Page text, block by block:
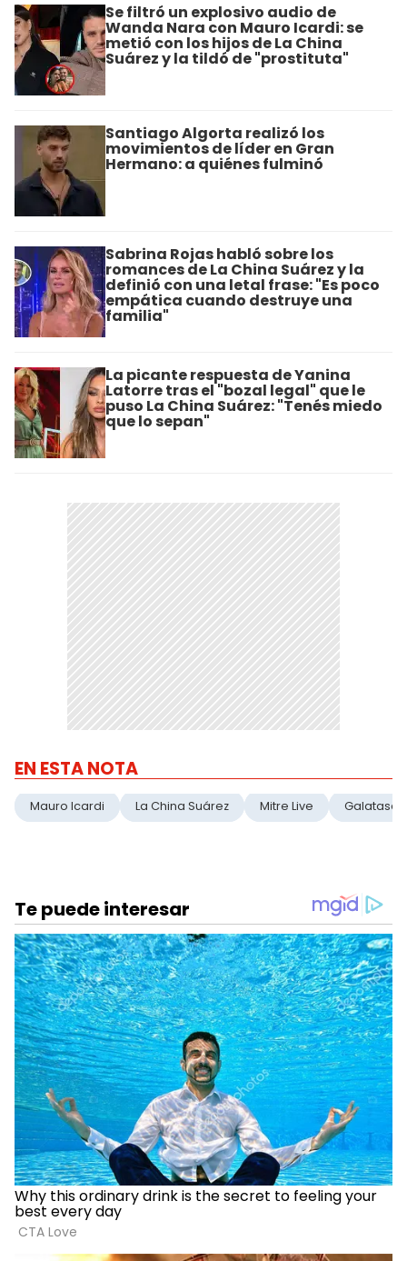
Se filtró un explosivo audio de
Wanda Nara con Mauro Icardi: se
metió con los hijos de La China
Suárez y la tildó de "prostituta"
Santiago Algorta realizó los
movimientos de líder en Gran
Hermano: a quiénes fulminó
Sabrina Rojas habló sobre los
romances de La China Suárez y la
definió con una letal frase: "Es poco
empática cuando destruye una
familia"
La picante respuesta de Yanina
Latorre tras el "bozal legal" que le
puso La China Suárez: "Tenés miedo
que lo sepan"
EN ESTA NOTA
Mauro Icardi La China Suárez Mitre Live